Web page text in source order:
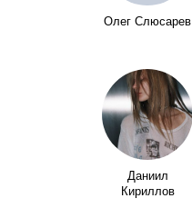
Олег Слюсарев
Даниил
Кириллов